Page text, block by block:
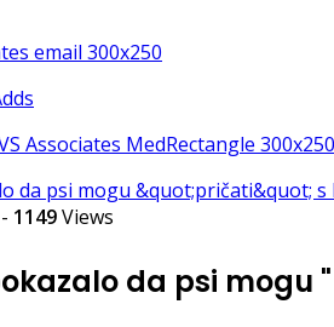
- 1149Views
da psi mogu